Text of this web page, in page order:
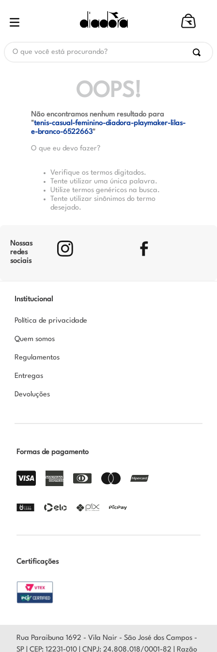
OOPS!
Não encontramos nenhum resultado para
"tenis-casual-feminino-diadora-playmaker-lilas-
e-branco-6522663"
O que eu devo fazer?
Verifique os termos digitados.
Tente utilizar uma única palavra.
Utilize termos genéricos na busca.
Tente utilizar sinônimos do termo
desejado.
Nossas
redes
sociais
Institucional
Política de privacidade
Quem somos
Regulamentos
Entregas
Devoluções
Formas de pagamento
Certificações
Rua Paraibuna 1692 - Vila Nair - São José dos Campos -
SP | CEP: 12231-010 | CNPJ: 24.808.018/0001-82 | Razão